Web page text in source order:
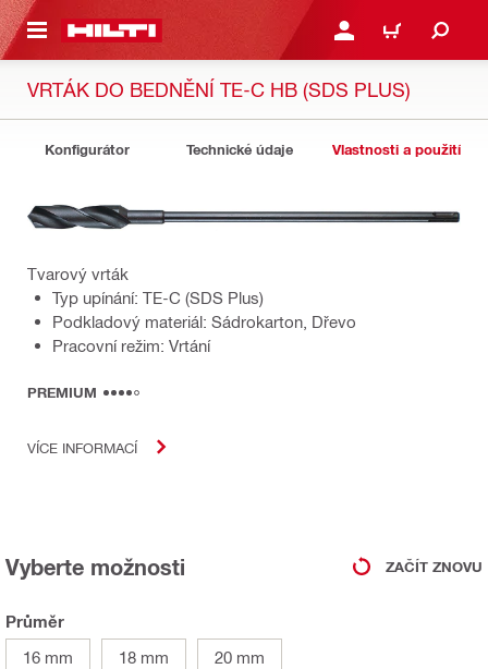
HLAVNÍ OBSAH PŘIHLÁSIT NEBO
KOŠÍK
VRTÁK DO BEDNĚNÍ TE-C HB (SDS PLUS)
Konfigurátor Technické údaje Vlastnosti a použití
Tvarový vrták
Typ upínání: TE-C (SDS Plus)
Podkladový materiál: Sádrokarton, Dřevo
Pracovní režim: Vrtání
PREMIUM
VÍCE INFORMACÍ
Vyberte možnosti ZAČÍT ZNOVU
Průměr
16 mm
18 mm 20 mm